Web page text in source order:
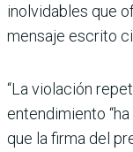
inolvidables que
mensaje escrito
“La violación
entendimiento
que la firma del